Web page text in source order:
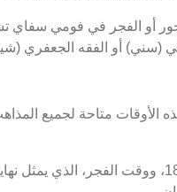
(سني) أو الفقه
متاحة لجميع
موعد غروب الشمس في فومي سفاي تشا ، المعروف أيضًا